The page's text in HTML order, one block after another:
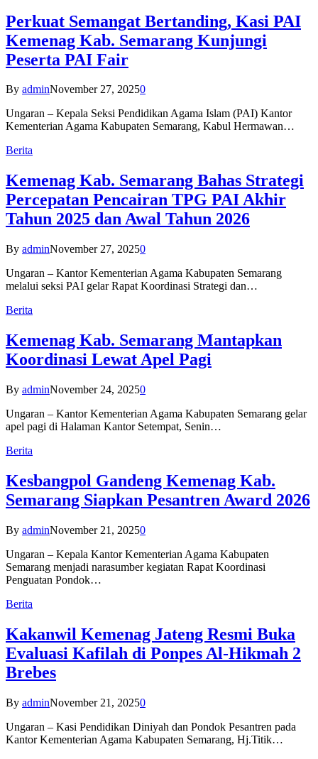
Perkuat Semangat Bertanding, Kasi PAI
Kemenag Kab. Semarang Kunjungi
Peserta PAI Fair
By adminNovember 27, 20250
Ungaran – Kepala Seksi Pendidikan Agama Islam (PAI) Kantor
Kementerian Agama Kabupaten Semarang, Kabul Hermawan…
Berita
Kemenag Kab. Semarang Bahas Strategi
Percepatan Pencairan TPG PAI Akhir
Tahun 2025 dan Awal Tahun 2026
By adminNovember 27, 20250
Ungaran – Kantor Kementerian Agama Kabupaten Semarang
melalui seksi PAI gelar Rapat Koordinasi Strategi dan…
Berita
Kemenag Kab. Semarang Mantapkan
Koordinasi Lewat Apel Pagi
By adminNovember 24, 20250
Ungaran – Kantor Kementerian Agama Kabupaten Semarang gelar
apel pagi di Halaman Kantor Setempat, Senin…
Berita
Kesbangpol Gandeng Kemenag Kab.
Semarang Siapkan Pesantren Award 2026
By adminNovember 21, 20250
Ungaran – Kepala Kantor Kementerian Agama Kabupaten
Semarang menjadi narasumber kegiatan Rapat Koordinasi
Penguatan Pondok…
Berita
Kakanwil Kemenag Jateng Resmi Buka
Evaluasi Kafilah di Ponpes Al-Hikmah 2
Brebes
By adminNovember 21, 20250
Ungaran – Kasi Pendidikan Diniyah dan Pondok Pesantren pada
Kantor Kementerian Agama Kabupaten Semarang, Hj.Titik…